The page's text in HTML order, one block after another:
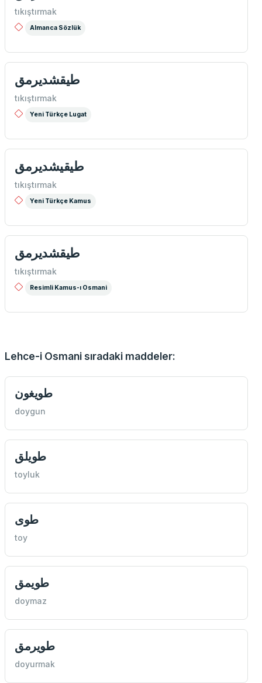
tıkıştırmak
Almanca Sözlük
طيقشدیرمق
tıkıştırmak
Yeni Türkçe Lugat
طيقیشدیرمق
tıkıştırmak
Yeni Türkçe Kamus
طيقشديرمق
tıkıştırmak
Resimli Kamus-ı Osmani
Lehce-i Osmani sıradaki maddeler:
طويغون
doygun
طويلق
toyluk
طوی
toy
طويمق
doymaz
طويرمق
doyurmak